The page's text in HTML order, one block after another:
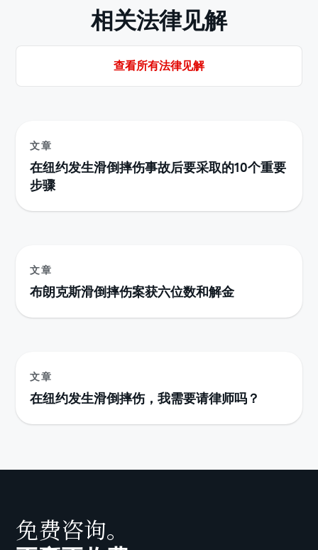
相关法律见解
查看所有法律见解
文章
在纽约发生滑倒摔伤事故后要采取的10个重要
步骤
文章
布朗克斯滑倒摔伤案获六位数和解金
文章
在纽约发生滑倒摔伤，我需要请律师吗？
免费咨询。